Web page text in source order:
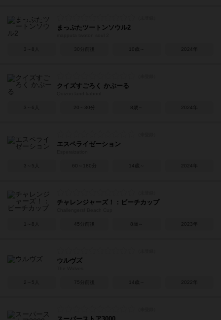
まっぷたツートンソウル2
3～8人 30分前後 10歳～ 2024年
クイズすごろく かぶーる
3～6人 20～30分 8歳～ 2024年
エスペライゼーション
3～5人 60～180分 14歳～ 2024年
チャレンジャーズ！：ビーチカップ
1～8人 45分前後 8歳～ 2023年
ウルヴズ
2～5人 75分前後 14歳～ 2022年